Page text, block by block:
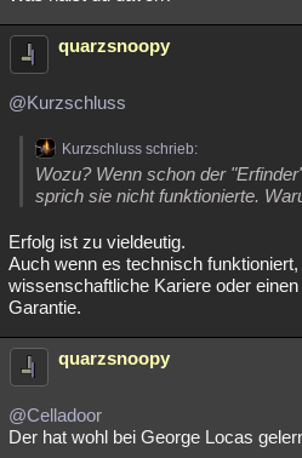
quarzsnoopy
@Kurzschluss
Kurzschluss schrieb:
Wozu? Wenn schon der
sprich sie nicht funktionierte.
Erfolg ist zu vieldeutig.
Auch wenn es technisch
wissenschaftliche Kariere oder
Garantie.
quarzsnoopy
@Celladoor
Der hat wohl bei George Locas